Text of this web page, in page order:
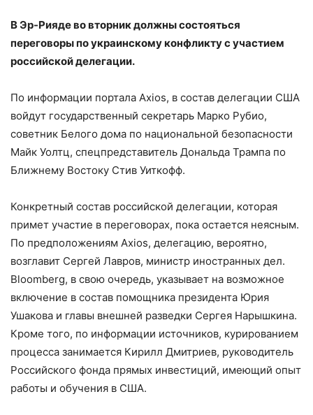
В Эр-Рияде во вторник должны состояться
переговоры по украинскому конфликту с участием
российской делегации.
По информации портала Axios, в состав делегации США
войдут государственный секретарь Марко Рубио,
советник Белого дома по национальной безопасности
Майк Уолтц, спецпредставитель Дональда Трампа по
Ближнему Востоку Стив Уиткофф.
Конкретный состав российской делегации, которая
примет участие в переговорах, пока остается неясным.
По предположениям Axios, делегацию, вероятно,
возглавит Сергей Лавров, министр иностранных дел.
Bloomberg, в свою очередь, указывает на возможное
включение в состав помощника президента Юрия
Ушакова и главы внешней разведки Сергея Нарышкина.
Кроме того, по информации источников, курированием
процесса занимается Кирилл Дмитриев, руководитель
Российского фонда прямых инвестиций, имеющий опыт
работы и обучения в США.